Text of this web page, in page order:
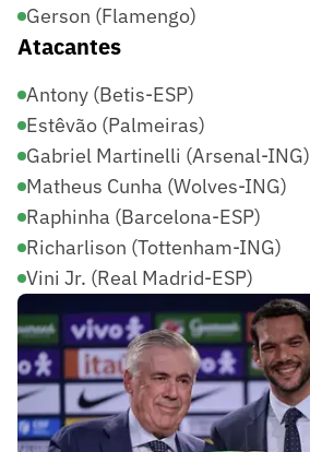
Gerson (Flamengo)
Atacantes
Antony (Betis-ESP)
Estêvão (Palmeiras)
Gabriel Martinelli (Arsenal-ING)
Matheus Cunha (Wolves-ING)
Raphinha (Barcelona-ESP)
Richarlison (Tottenham-ING)
Vini Jr. (Real Madrid-ESP)